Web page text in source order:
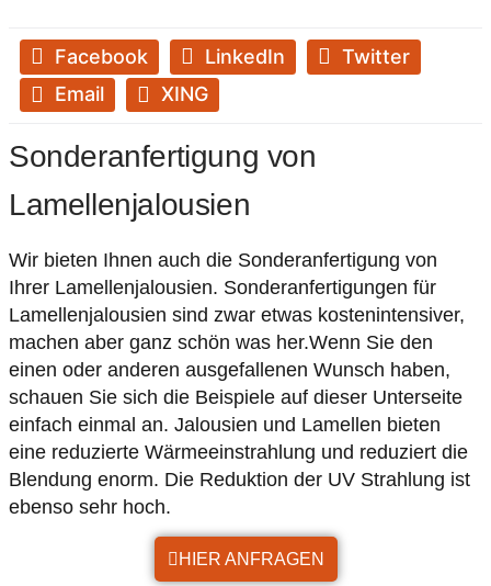
Facebook LinkedIn
Twitter
Email
XING
Sonderanfertigung von
Lamellenjalousien
Wir bieten Ihnen auch die Sonderanfertigung von
Ihrer Lamellenjalousien. Sonderanfertigungen für
Lamellenjalousien sind zwar etwas kostenintensiver,
machen aber ganz schön was her.Wenn Sie den
einen oder anderen ausgefallenen Wunsch haben,
schauen Sie sich die Beispiele auf dieser Unterseite
einfach einmal an. Jalousien und Lamellen bieten
eine reduzierte Wärmeeinstrahlung und reduziert die
Blendung enorm. Die Reduktion der UV Strahlung ist
ebenso sehr hoch.
HIER ANFRAGEN